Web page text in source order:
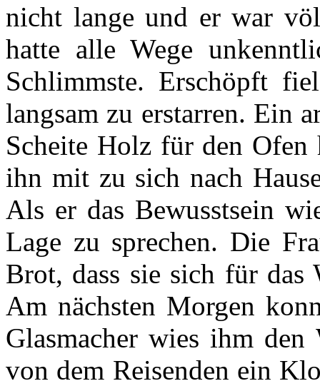
nicht lange und er war
hatte alle Wege
Schlimmste. Erschöpft
langsam zu erstarren. Ein
Scheite Holz für den
ihn mit zu sich nach
Als er das Bewusstsein
Lage zu sprechen. Die
Brot, dass sie sich für das
Am nächsten Morgen
Glasmacher wies ihm
von dem Reisenden ein